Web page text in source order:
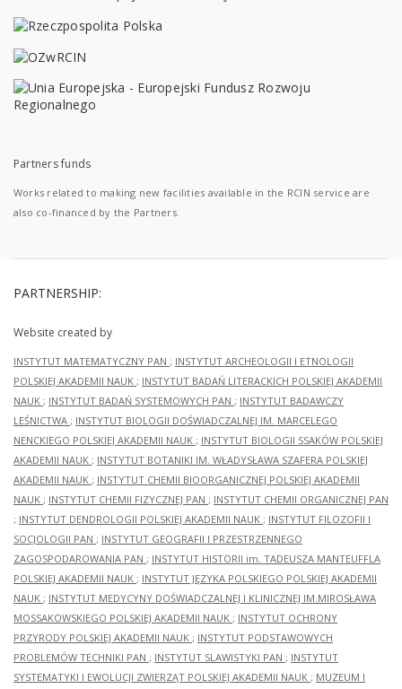
Partners funds
Works related to making new facilities available in the RCIN service are
also co-financed by the Partners.
PARTNERSHIP:
Website created by
INSTYTUT MATEMATYCZNY PAN ; INSTYTUT ARCHEOLOGII I ETNOLOGII
POLSKIEJ AKADEMII NAUK ; INSTYTUT BADAŃ LITERACKICH POLSKIEJ AKADEMII
NAUK ; INSTYTUT BADAŃ SYSTEMOWYCH PAN ; INSTYTUT BADAWCZY
LEŚNICTWA ; INSTYTUT BIOLOGII DOŚWIADCZALNEJ IM. MARCELEGO
NENCKIEGO POLSKIEJ AKADEMII NAUK ; INSTYTUT BIOLOGII SSAKÓW POLSKIEJ
AKADEMII NAUK ; INSTYTUT BOTANIKI IM. WŁADYSŁAWA SZAFERA POLSKIEJ
AKADEMII NAUK ; INSTYTUT CHEMII BIOORGANICZNEJ POLSKIEJ AKADEMII
NAUK ; INSTYTUT CHEMII FIZYCZNEJ PAN ; INSTYTUT CHEMII ORGANICZNEJ PAN
; INSTYTUT DENDROLOGII POLSKIEJ AKADEMII NAUK ; INSTYTUT FILOZOFII I
SOCJOLOGII PAN ; INSTYTUT GEOGRAFII I PRZESTRZENNEGO
ZAGOSPODAROWANIA PAN ; INSTYTUT HISTORII im. TADEUSZA MANTEUFFLA
POLSKIEJ AKADEMII NAUK ; INSTYTUT JĘZYKA POLSKIEGO POLSKIEJ AKADEMII
NAUK ; INSTYTUT MEDYCYNY DOŚWIADCZALNEJ I KLINICZNEJ IM.MIROSŁAWA
MOSSAKOWSKIEGO POLSKIEJ AKADEMII NAUK ; INSTYTUT OCHRONY
PRZYRODY POLSKIEJ AKADEMII NAUK ; INSTYTUT PODSTAWOWYCH
PROBLEMÓW TECHNIKI PAN ; INSTYTUT SLAWISTYKI PAN ; INSTYTUT
SYSTEMATYKI I EWOLUCJI ZWIERZĄT POLSKIEJ AKADEMII NAUK ; MUZEUM I